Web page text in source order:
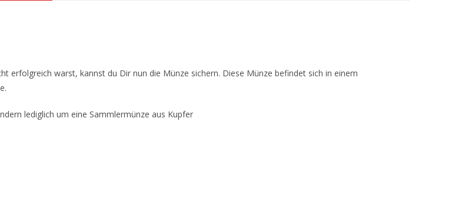
erfolgreich warst, kannst du Dir nun die Münze sichern. Diese Münze befindet sich in einem
lediglich um eine Sammlermünze aus Kupfer